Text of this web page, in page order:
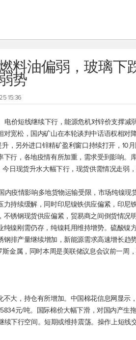
料油偏弱，玻璃下
势
15:36
电价短线继续下行，能源危机对锌价支撑减
宽松，国内矿山在本轮谈判中话语权相对
，另外进口锌精矿盈利窗口持续打开，10
行，各地疫情有所加重，需求受到影响。
日现货升水大幅下行，现货供需情况走弱
内疫情影响多地货物运输受限，市场纯镍现
持续缓解，同时印尼镍铁供应偏紧，印尼
锈钢现货供应偏紧，贸易商之间倒货情况
镍刚需仍存，纯镍耗用维持增势。硫酸镍
排产量继续增加，新能源需求高速增长趋
金属，同时本周是美联储议息会议前一周
大，持仓有所增加。中国棉花信息网显示
元/吨。国际棉价大幅下滑，对国内产生
下行空间。短期或维持震荡。操作上短线